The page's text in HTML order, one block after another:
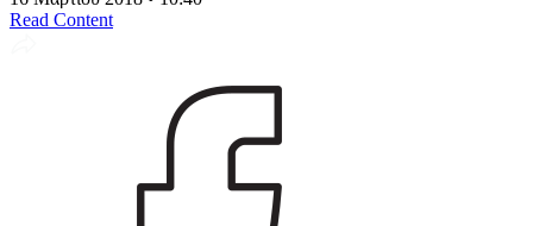
Read Content